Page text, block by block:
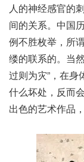
人的神经感官的
间的关系。中国
例不胜枚举，所
缕的联系的。当
过则为灾”，在
什么坏处，反而
出色的艺术作品